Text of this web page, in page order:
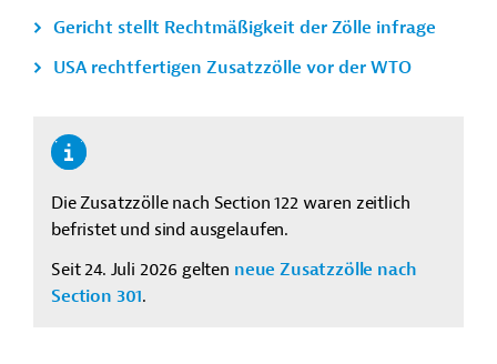
Gericht stellt Rechtmäßigkeit der Zölle infrage
USA rechtfertigen Zusatzzölle vor der WTO
Die Zusatzzölle nach Section 122 waren zeitlich
befristet und sind ausgelaufen.
Seit 24. Juli 2026 gelten neue Zusatzzölle nach
Section 301.